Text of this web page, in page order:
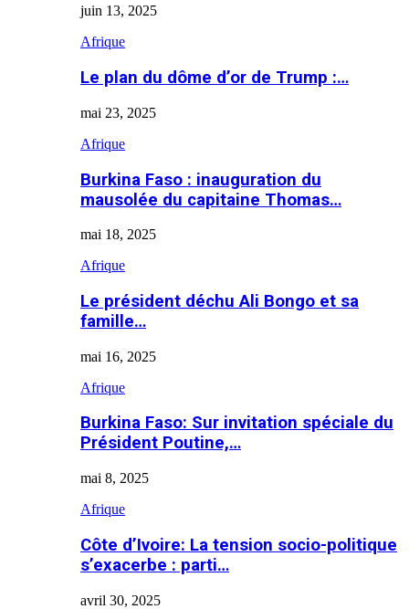
juin 13, 2025
Afrique
Le plan du dôme d’or de Trump :…
mai 23, 2025
Afrique
Burkina Faso : inauguration du
mausolée du capitaine Thomas…
mai 18, 2025
Afrique
Le président déchu Ali Bongo et sa
famille…
mai 16, 2025
Afrique
Burkina Faso: Sur invitation spéciale du
Président Poutine,…
mai 8, 2025
Afrique
Côte d’Ivoire: La tension socio-politique
s’exacerbe : parti…
avril 30, 2025